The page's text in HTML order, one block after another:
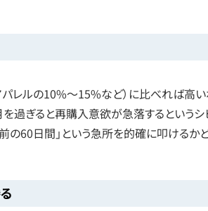
レルの10%〜15%など）に比べれば高
を過ぎると再購入意欲が急落するというシ
の60日間」という急所を的確に叩けるか